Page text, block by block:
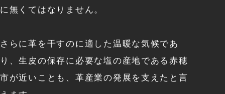
に無くてはなりません。
さらに革を干すのに適した温暖な気候であ
り、生皮の保存に必要な塩の産地である赤穂
市が近いことも、革産業の発展を支えたと言